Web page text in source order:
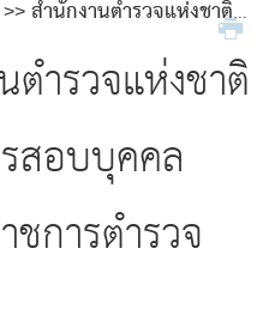
สำนักงานตำรวจแห่งชาติ
ยนนายสิบตำรวจ พ.ศ. 2564
ต.)ำรวจแห่งชาติ
สอบบุคคล
การตำรวจ